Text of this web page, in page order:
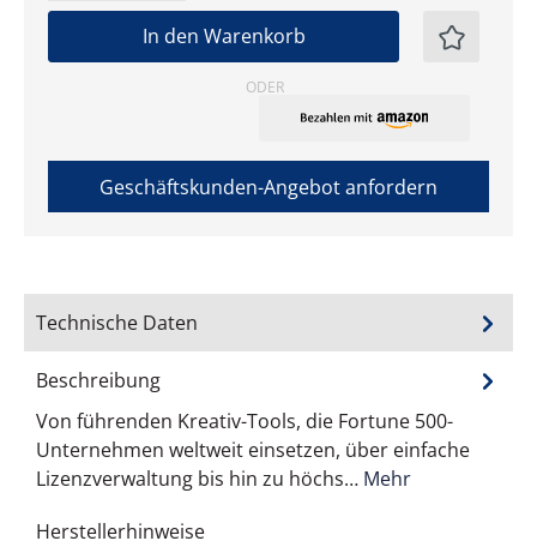
In den Warenkorb
ODER
Geschäftskunden-Angebot anfordern
Technische Daten
Beschreibung
Von führenden Kreativ-Tools, die Fortune 500-
Unternehmen weltweit einsetzen, über einfache
Lizenzverwaltung bis hin zu höchs… Mehr
Herstellerhinweise